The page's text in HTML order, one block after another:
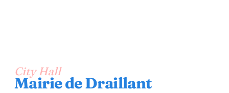
City Hall
Mairie de Draillant